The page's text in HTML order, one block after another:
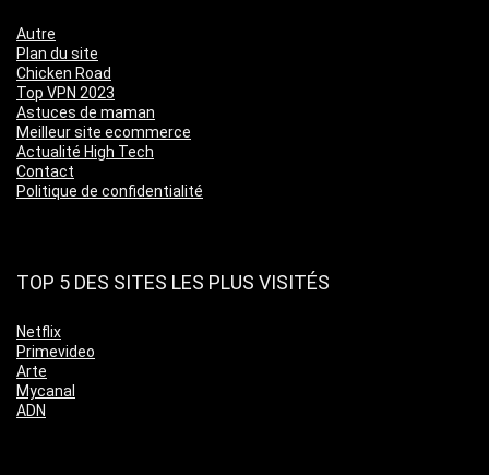
Autre
Plan du site
Chicken Road
Top VPN 2023
Astuces de maman
Meilleur site ecommerce
Actualité High Tech
Contact
Politique de confidentialité
TOP 5 DES SITES LES PLUS VISITÉS
Netflix
Primevideo
Arte
Mycanal
ADN